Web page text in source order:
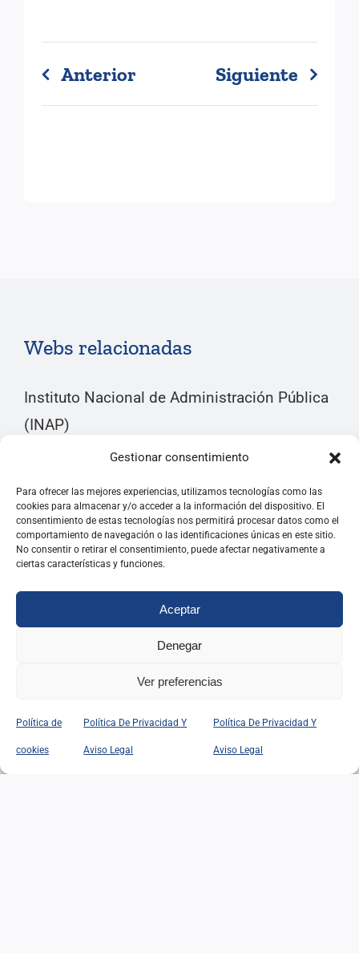
Gestionar consentimiento
Para ofrecer las mejores experiencias, utilizamos tecnologías como las
cookies para almacenar y/o acceder a la información del dispositivo. El
consentimiento de estas tecnologías nos permitirá procesar datos como el
comportamiento de navegación o las identificaciones únicas en este sitio.
No consentir o retirar el consentimiento, puede afectar negativamente a
ciertas características y funciones.
Aceptar
Denegar
Ver preferencias
Política de
cookies
Política De Privacidad Y
Aviso Legal
Política De Privacidad Y
Aviso Legal
Anterior Siguiente
Webs relacionadas
Instituto Nacional de Administración Pública
(INAP)
Federación Internacional de Antiguos
IR A SU WEB
Busca contenidos en nuestra web.
Buscar: